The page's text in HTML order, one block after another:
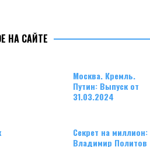
НА САЙТЕ
Москва. Кремль.
Путин: Выпуск от
31.03.2024
Секрет на миллион:
Владимир Политов